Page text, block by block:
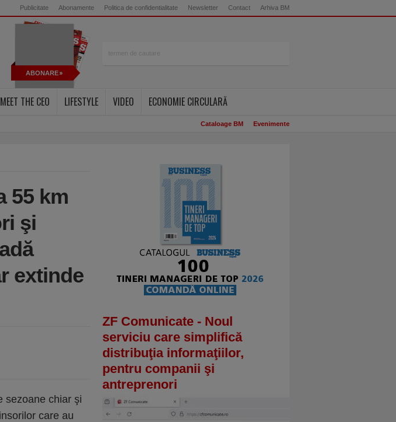
Publicitate Abonamente Politica de confidentialitate Newsletter Contact Arhiva BM
ABONARE
MEET THE CEO LIFESTYLE VIDEO
ECONOMIE CIRCULARĂ
Cataloage BM Evenimente
55 km
şi
extinde
sezoane chiar şi
care au
ZF Comunicate - Noul
serviciu care simplifică
distribuţia informaţiilor,
pentru companii şi
antreprenori